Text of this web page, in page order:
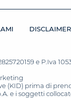
DISCLAIMER
e P.Iva
(KID) prima di
e i soggetti